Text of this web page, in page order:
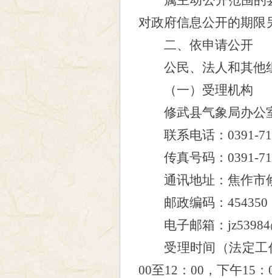
对政府信息公开的期限
二、依申请公开
公民、法人和其他组
（一）受理机构
修武县气象局办公
联系电话：0391-
传真号码：0391-
通讯地址：焦作市
邮政编码：454350
电子邮箱： jz53984
受理时间（法定
00至12 ： 00 ，下午15 ：